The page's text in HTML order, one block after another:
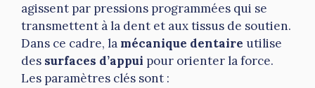
agissent par pressions programmées qui se
transmettent à la dent et aux tissus de soutien.
Dans ce cadre, la mécanique dentaire utilise
des surfaces d’appui pour orienter la force.
Les paramètres clés sont :